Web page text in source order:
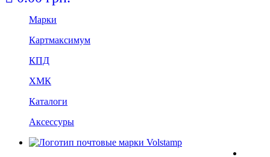
Марки
Картмаксимум
КПД
ХМК
Каталоги
Аксессуры